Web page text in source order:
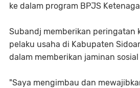
ke dalam program BPJS
‎​Subandj memberikan peringatan
pelaku usaha di Kabupaten
dalam memberikan jaminan
‎​"Saya mengimbau dan